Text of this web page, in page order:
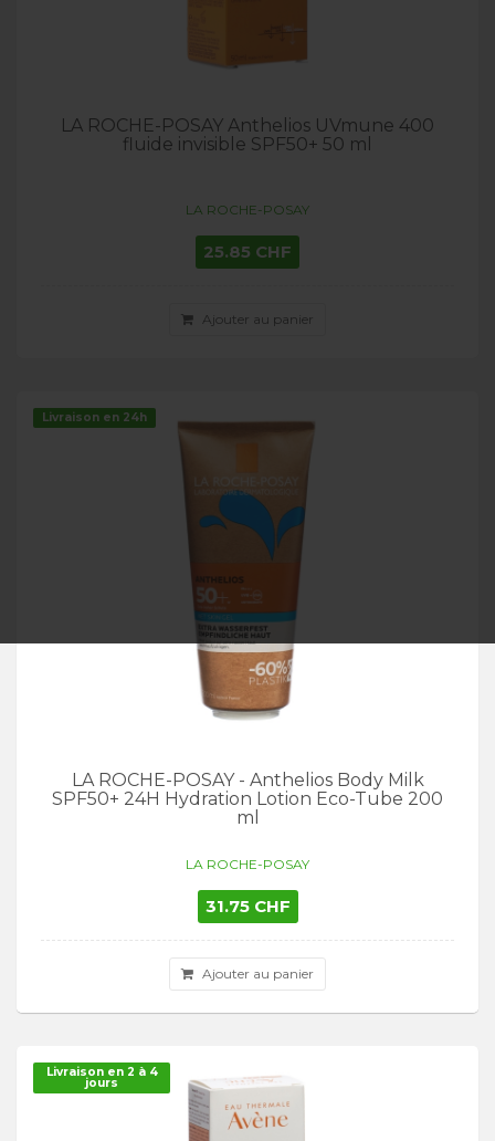
LA ROCHE-POSAY Anthelios UVmune 400
fluide invisible SPF50+ 50 ml
LA ROCHE-POSAY
25.85 CHF
Ajouter au panier
Livraison en 24h
LA ROCHE-POSAY - Anthelios Body Milk
SPF50+ 24H Hydration Lotion Eco-Tube 200
ml
LA ROCHE-POSAY
31.75 CHF
Ajouter au panier
Livraison en 2 à 4
jours